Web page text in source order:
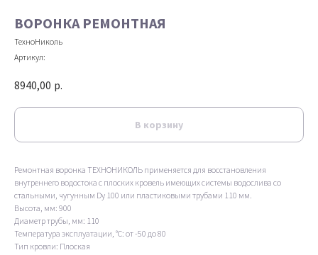
ВОРОНКА РЕМОНТНАЯ
ТехноНиколь
Артикул:
8940,00 р.
В корзину
Ремонтная воронка ТЕХНОНИКОЛЬ применяется для восстановления
внутреннего водостока с плоских кровель имеющих системы водослива со
стальными, чугунным Dy 100 или пластиковыми трубами 110 мм.
Высота, мм: 900
Диаметр трубы, мм: 110
Температура эксплуатации, °С: от -50 до 80
Тип кровли: Плоская